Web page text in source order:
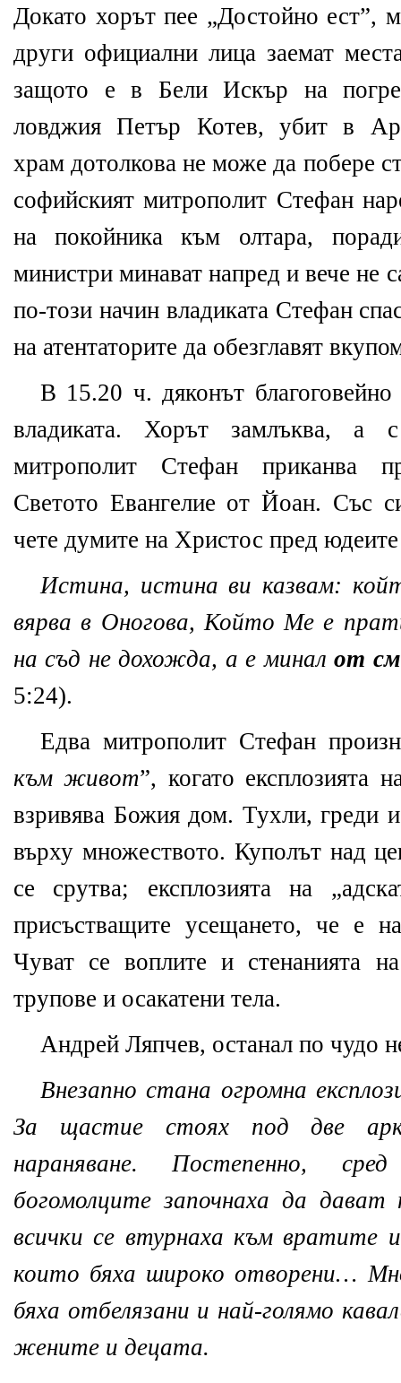
Докато хорът пее „Достойно ест”,
други официални лица заемат
защото е в Бели Искър на
ловджия Петър Котев, убит в
храм дотолкова не може да побере
софийският митрополит Стефан
на покойника към олтара,
министри минават напред и вече не
по-този начин владиката Стефан
на атентаторите да обезглавят
В 15.20 ч. дяконът благоговейно
владиката. Хорът замлъква,
митрополит Стефан приканва
Светото Евангелие от Йоан. Със
чете думите на Христос пред
Истина, истина ви казвам:
вярва в Оногова, Който Ме е
на съд не дохожда, а е миналот
5:24).
Едва митрополит Стефан
към живот”, когато експлозията
взривява Божия дом. Тухли, греди
върху множеството. Куполът над
се срутва; експлозията на
присъстващите усещането, че е
Чуват се воплите и стенанията
трупове и осакатени тела.
Андрей Ляпчев, останал по чудо
Внезапно стана огромна
За щастие стоях под две
нараняване. Постепенно,
богомолците започнаха да
всички се втурнаха към вратите
които бяха широко отворени…
бяха отбелязани и най-голямо
жените и децата.